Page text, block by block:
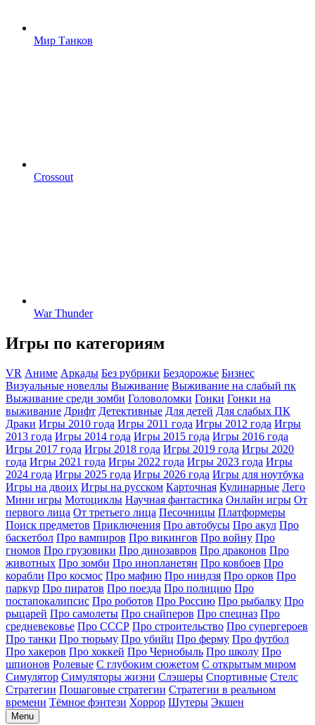
Мир Танков
Crossout
War Thunder
Игры по категориям
VR Аниме Аркады Без рубрики Бездорожье Бизнес
Визуальные новеллы Выживание Выживание на слабый пк
Выживание среди зомби Головоломки Гонки Гонки на
выживание Дрифт Детективные Для детей Для слабых ПК
Драки Игры 2010 года Игры 2011 года Игры 2012 года Игры
2013 года Игры 2014 года Игры 2015 года Игры 2016 года
Игры 2017 года Игры 2018 года Игры 2019 года Игры 2020
года Игры 2021 года Игры 2022 года Игры 2023 года Игры
2024 года Игры 2025 года Игры 2026 года Игры для ноутбука
Игры на двоих Игры на русском Карточная Кулинарные Лего
Мини игры Мотоциклы Научная фантастика Онлайн игры От
первого лица От третьего лица Песочницы Платформеры
Поиск предметов Приключения Про автобусы Про акул Про
баскетбол Про вампиров Про викингов Про войну Про
гномов Про грузовики Про динозавров Про драконов Про
животных Про зомби Про инопланетян Про ковбоев Про
корабли Про космос Про мафию Про ниндзя Про орков Про
паркур Про пиратов Про поезда Про полицию Про
постапокалипсис Про роботов Про Россию Про рыбалку Про
рыцарей Про самолеты Про снайперов Про спецназ Про
средневековье Про СССР Про строительство Про супергероев
Про танки Про тюрьму Про убийц Про ферму Про футбол
Про хакеров Про хоккей Про Чернобыль Про школу Про
шпионов Ролевые С глубоким сюжетом С открытым миром
Симулятор Симуляторы жизни Слэшеры Спортивные Стелс
Стратегии Пошаговые стратегии Стратегии в реальном
времени Тёмное фэнтези Хоррор Шутеры Экшен
Menu